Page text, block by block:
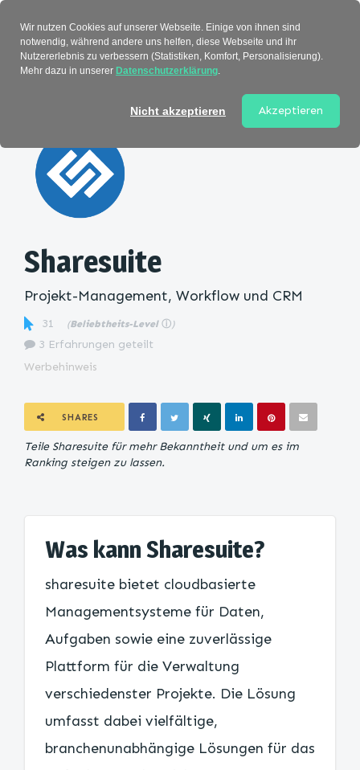
Sharesuite
Projekt-Management, Workflow und CRM
31 (Beliebtheits-Level ⓘ )
3 Erfahrungen geteilt
Werbehinweis
SHARES
Teile Sharesuite für mehr Bekanntheit und um es im
Ranking steigen zu lassen.
Was kann Sharesuite?
sharesuite bietet cloudbasierte
Managementsysteme für Daten,
Aufgaben sowie eine zuverlässige
Plattform für die Verwaltung
verschiedenster Projekte. Die Lösung
umfasst dabei vielfältige,
branchenunabhängige Lösungen für das
Wir nutzen Cookies auf unserer Webseite. Einige von ihnen sind
notwendig, während andere uns helfen, diese Webseite und ihr
Nutzererlebnis zu verbessern (Statistiken, Komfort, Personalisierung).
Mehr dazu in unserer Datenschutzerklärung.
Nicht akzeptieren Akzeptieren